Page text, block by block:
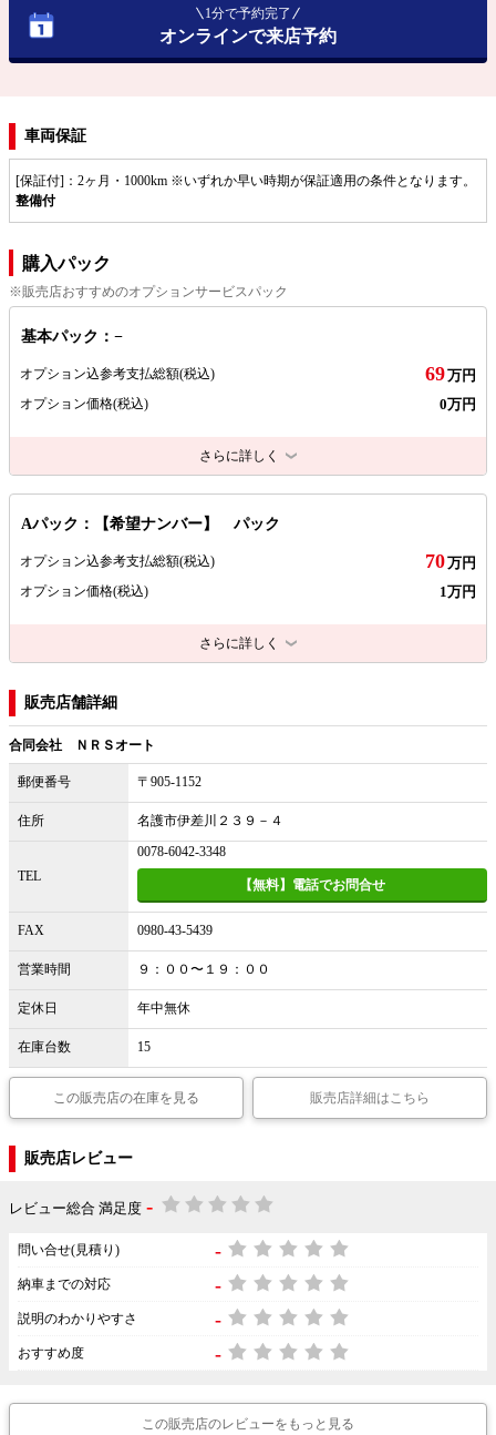
1分で予約完了
オンラインで来店予約
車両保証
[保証付]：2ヶ月・1000km ※いずれか早い時期が保証適用の条件となります。
整備付
購入パック
※販売店おすすめのオプションサービスパック
基本パック：−
オプション込参考支払総額(税込) 69万円
オプション価格(税込) 0万円
さらに詳しく
Aパック：【希望ナンバー】 パック
オプション込参考支払総額(税込) 70万円
オプション価格(税込) 1万円
さらに詳しく
販売店舗詳細
合同会社 ＮＲＳオート
郵便番号 〒905-1152
住所 名護市伊差川２３９－４
TEL
0078-6042-3348
【無料】電話でお問合せ
FAX 0980-43-5439
営業時間 ９：００〜１９：００
定休日 年中無休
在庫台数 15
この販売店の在庫を見る 販売店詳細はこちら
販売店レビュー
レビュー総合 満足度 -
問い合せ(見積り) -
納車までの対応 -
説明のわかりやすさ -
おすすめ度 -
この販売店のレビューをもっと見る